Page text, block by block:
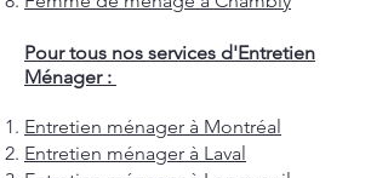
Pour tous nos services d'Entretien
Ménager :
Entretien ménager à Montréal
Entretien ménager à Laval